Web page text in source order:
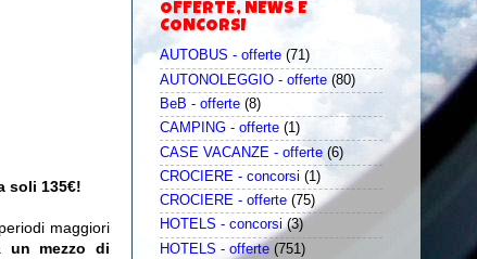
soli 135€!
maggiori
un mezzo di
OFFERTE, NEWS E
CONCORSI
AUTOBUS - offerte (71)
AUTONOLEGGIO - offerte (80)
BeB - offerte (8)
CAMPING - offerte (1)
CASE VACANZE - offerte (6)
CROCIERE - concorsi (1)
CROCIERE - offerte (75)
HOTELS - concorsi (3)
HOTELS - offerte (751)